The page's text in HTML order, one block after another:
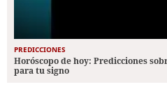
PREDICCIONES
Horóscopo de hoy: Predicciones
para tu signo